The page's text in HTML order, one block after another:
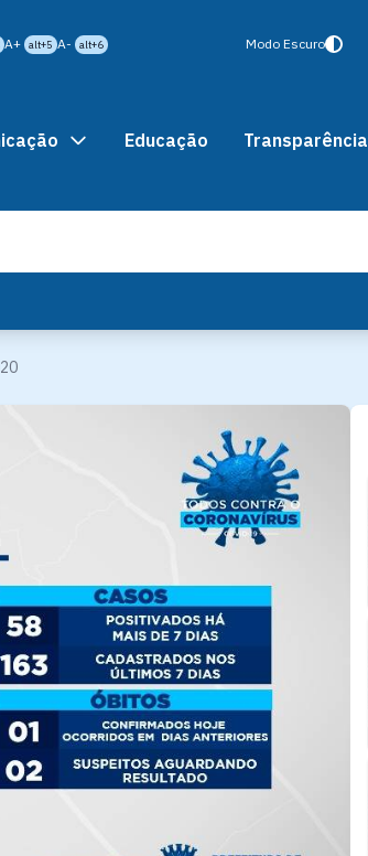
A+ alt+5 A- alt+6 Modo Escuro
Educação Transparência